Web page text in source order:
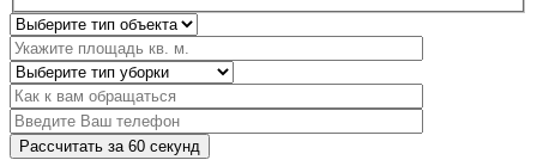
Рассчитать за 60 секунд